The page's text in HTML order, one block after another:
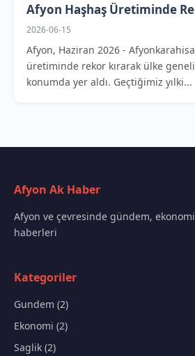
Afyon Haşhaş Üretiminde
2026-06-15
Afyon, Haziran 2026 -
üretiminde rekor kırarak ülke
konumda yer aldı. Geçtiğimiz yılki...
Afyon Ak Haber
Afyon ve çevresinde gündem,
haberleri
Kategoriler
Gundem (2)
Ekonomi (2)
Saglik (2)